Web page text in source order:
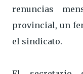
renuncias
provincial, un
el sindicato.